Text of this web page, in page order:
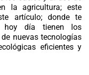
la agricultura; este
artículo; donde te
hoy día tienen los
nuevas tecnologías
eficientes y